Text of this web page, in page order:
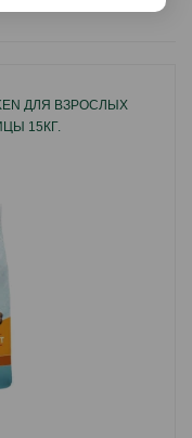
ДЛЯ ВЗРОСЛЫХ
15КГ.